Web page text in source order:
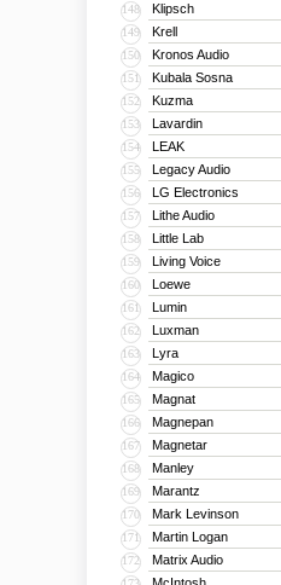
148 Klipsch
149 Krell
150 Kronos Audio
151 Kubala Sosna
152 Kuzma
153 Lavardin
154 LEAK
155 Legacy Audio
156 LG Electronics
157 Lithe Audio
158 Little Lab
159 Living Voice
160 Loewe
161 Lumin
162 Luxman
163 Lyra
164 Magico
165 Magnat
166 Magnepan
167 Magnetar
168 Manley
169 Marantz
170 Mark Levinson
171 Martin Logan
172 Matrix Audio